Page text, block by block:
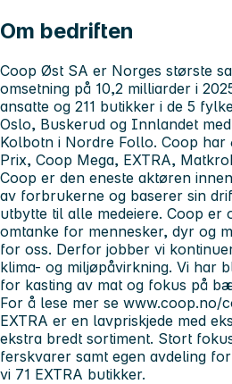
Om bedriften
Coop Øst SA er Norges største
omsetning på 10,2 milliarder i
ansatte og 211 butikker i de 5
Oslo, Buskerud og Innlandet
Kolbotn i Nordre Follo. Coop har
Prix, Coop Mega, EXTRA,
Coop er den eneste aktøren
av forbrukerne og baserer sin
utbytte til alle medeiere. Coop
omtanke for mennesker, dyr og
for oss. Derfor jobber vi
klima- og miljøpåvirkning. Vi har
for kasting av mat og fokus på
For å lese mer se www.coop.no/
EXTRA er en lavpriskjede med
ekstra bredt sortiment. Stort
ferskvarer samt egen avdeling
vi 71 EXTRA butikker.